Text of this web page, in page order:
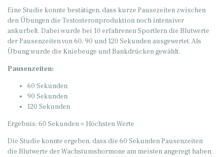
Eine Studie konnte bestätigen, dass kurze Pausezeiten zwischen
den Übungen die Testosteronproduktion noch intensiver
ankurbelt. Dabei wurde bei 10 erfahrenen Sportlern die Blutwerte
der Pausenzeiten von 60, 90 und 120 Sekunden ausgewertet. Als
Übung wurde die Kniebeuge und Bankdrücken gewählt.
Pausenzeiten:
60 Sekunden
90 Sekunden
120 Sekunden
Ergebnis: 60 Sekunden = Höchsten Werte
Die Studie konnte ergeben, dass die 60 Sekunden Pausenzeiten
die Blutwerte der Wachstumshormone am meisten angeregt haben.